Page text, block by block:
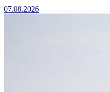
07.08.2026